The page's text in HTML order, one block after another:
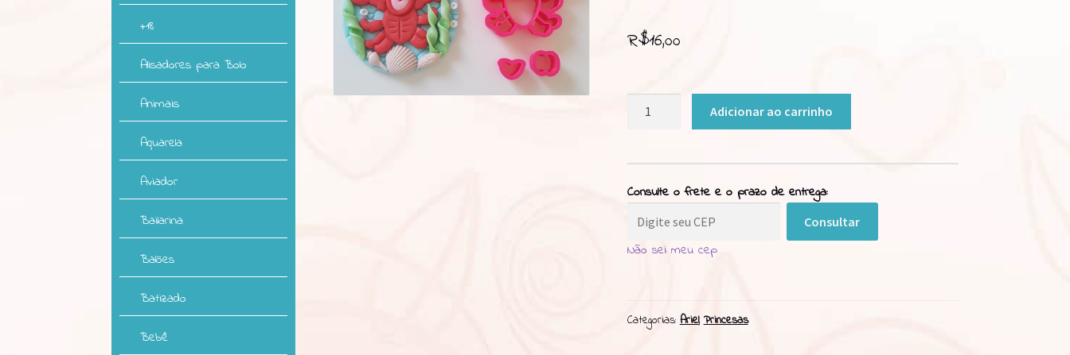
R$16,00
Cortador
Caranguejo
6cm
quantidade
Adicionar ao carrinho
Consulte o frete e o prazo de entrega:
Consultar
Não sei meu cep
Categorias:Ariel,Princesas
+18
Alisadores para Bolo
Animais
Aquarela
Aviador
Bailarina
Balões
Batizado
Bebê